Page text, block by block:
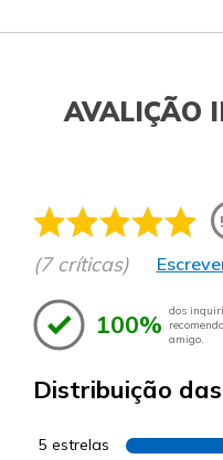
AVALIÇÃO
(7 críticas)
100% dos
amigo.
Distribuição
5 estrelas